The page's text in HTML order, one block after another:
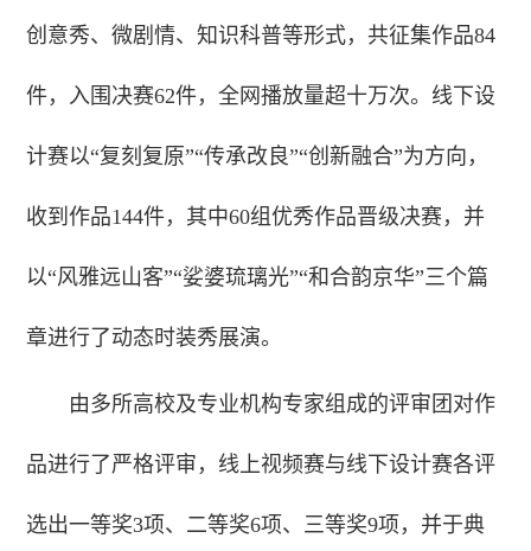
创意秀、微剧情、知识科普等形式，共征集作品84
件，入围决赛62件，全网播放量超十万次。线下设
计赛以“复刻复原”“传承改良”“创新融合”为方向，
收到作品144件，其中60组优秀作品晋级决赛，并
以“风雅远山客”“娑婆琉璃光”“和合韵京华”三个篇
章进行了动态时装秀展演。
由多所高校及专业机构专家组成的评审团对作
品进行了严格评审，线上视频赛与线下设计赛各评
选出一等奖3项、二等奖6项、三等奖9项，并于典